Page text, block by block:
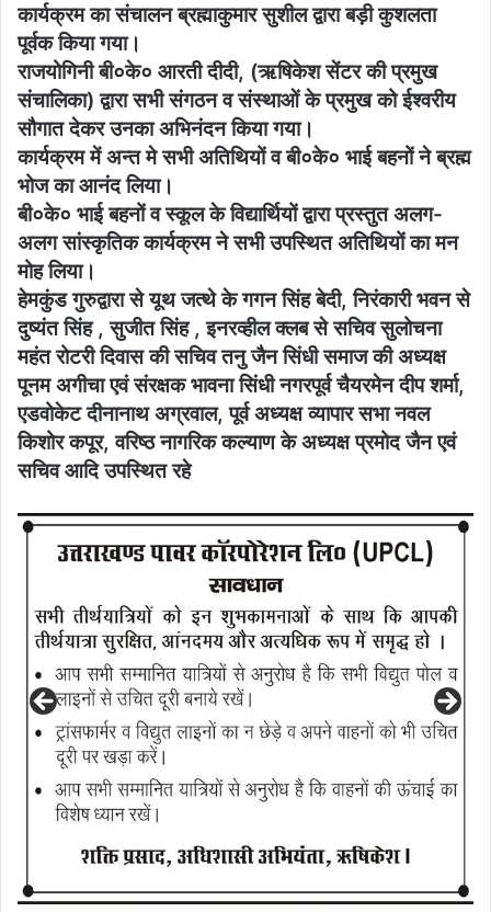
कार्यक्रम का संचालन ब्रह्माकुमार सुशील द्वारा बड़ी कुशलता
पूर्वक किया गया।
राजयोगिनी बी०के० आरती दीदी, (ऋषिकेश सेंटर की प्रमुख
संचालिका) द्वारा सभी संगठन व संस्थाओं के प्रमुख को ईश्वरीय
सौगात देकर उनका अभिनंदन किया गया।
कार्यक्रम में अन्त मे सभी अतिथियों व बी०के० भाई बहनों ने ब्रह्म
भोज का आनंद लिया।
बी०के० भाई बहनों व स्कूल के विद्यार्थियों द्वारा प्रस्तुत अलग-
अलग सांस्कृतिक कार्यक्रम ने सभी उपस्थित अतिथियों का मन
मोह लिया।
हेमकुंड गुरुद्वारा से यूथ जत्थे के गगन सिंह बेदी, निरंकारी भवन से
दुष्यंत सिंह , सुजीत सिंह , इनरव्हील क्लब से सचिव सुलोचना
महंत रोटरी दिवास की सचिव तनु जैन सिंधी समाज की अध्यक्ष
पूनम अगीचा एवं संरक्षक भावना सिंधी नगरपूर्व चैयरमेन दीप शर्मा,
एडवोकेट दीनानाथ अग्रवाल, पूर्व अध्यक्ष व्यापार सभा नवल
किशोर कपूर, वरिष्ठ नागरिक कल्याण के अध्यक्ष प्रमोद जैन एवं
सचिव आदि उपस्थित रहे